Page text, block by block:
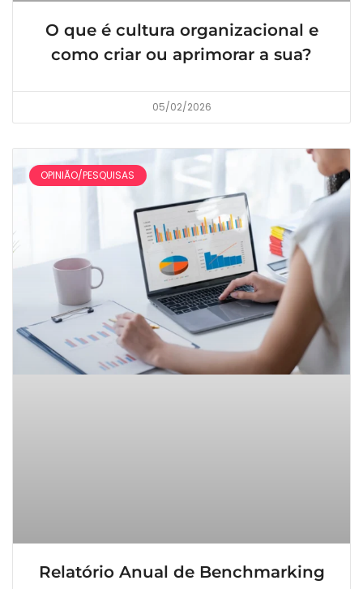
O que é cultura organizacional e
como criar ou aprimorar a sua?
05/02/2026
OPINIÃO/PESQUISAS
Relatório Anual de Benchmarking